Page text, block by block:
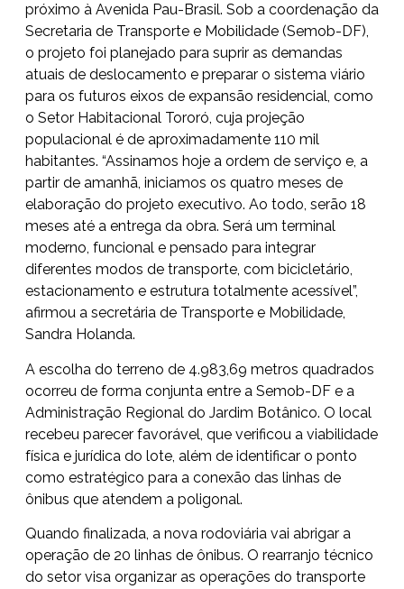
próximo à Avenida Pau-Brasil. Sob a coordenação da
Secretaria de Transporte e Mobilidade (Semob-DF),
o projeto foi planejado para suprir as demandas
atuais de deslocamento e preparar o sistema viário
para os futuros eixos de expansão residencial, como
o Setor Habitacional Tororó, cuja projeção
populacional é de aproximadamente 110 mil
habitantes. “Assinamos hoje a ordem de serviço e, a
partir de amanhã, iniciamos os quatro meses de
elaboração do projeto executivo. Ao todo, serão 18
meses até a entrega da obra. Será um terminal
moderno, funcional e pensado para integrar
diferentes modos de transporte, com bicicletário,
estacionamento e estrutura totalmente acessível”,
afirmou a secretária de Transporte e Mobilidade,
Sandra Holanda.
A escolha do terreno de 4.983,69 metros quadrados
ocorreu de forma conjunta entre a Semob-DF e a
Administração Regional do Jardim Botânico. O local
recebeu parecer favorável, que verificou a viabilidade
física e jurídica do lote, além de identificar o ponto
como estratégico para a conexão das linhas de
ônibus que atendem a poligonal.
Quando finalizada, a nova rodoviária vai abrigar a
operação de 20 linhas de ônibus. O rearranjo técnico
do setor visa organizar as operações do transporte